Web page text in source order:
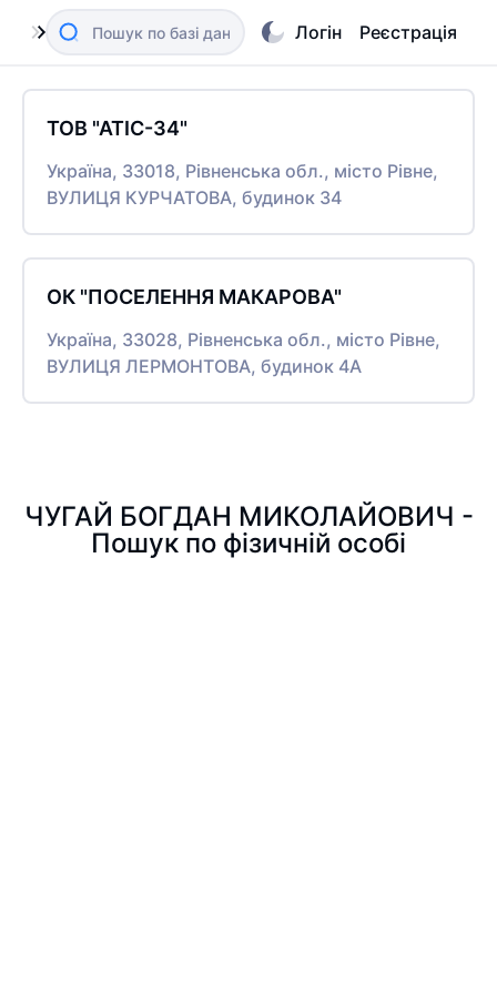
Логін Реєстрація
ТОВ "АТІС-34"
Україна, 33018, Рівненська обл., місто Рівне,
ВУЛИЦЯ КУРЧАТОВА, будинок 34
ОК "ПОСЕЛЕННЯ МАКАРОВА"
Україна, 33028, Рівненська обл., місто Рівне,
ВУЛИЦЯ ЛЕРМОНТОВА, будинок 4А
ЧУГАЙ БОГДАН МИКОЛАЙОВИЧ -
Пошук по фізичній особі